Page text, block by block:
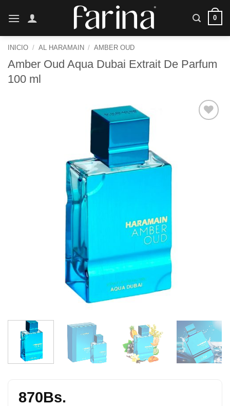
0
INICIO / AL HARAMAIN / AMBER OUD
Amber Oud Aqua Dubai Extrait De Parfum
100 ml
870Bs.